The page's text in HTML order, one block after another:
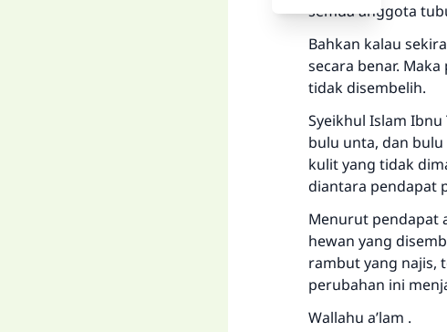
semua anggota
Bahkan kalau
secara benar.
tidak disembelih.
Syeikhul Islam
bulu unta, dan
kulit yang tidak
diantara pendapat
Menurut pendapat
hewan yang
rambut yang najis,
perubahan ini
Wallahu a’lam .